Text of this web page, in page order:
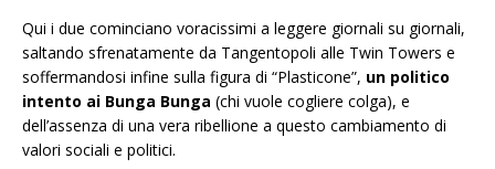
Qui i due cominciano voracissimi a leggere giornali su giornali,
saltando sfrenatamente da Tangentopoli alle Twin Towers e
soffermandosi infine sulla figura di “Plasticone”, un politico
intento ai Bunga Bunga (chi vuole cogliere colga), e
dell’assenza di una vera ribellione a questo cambiamento di
valori sociali e politici.